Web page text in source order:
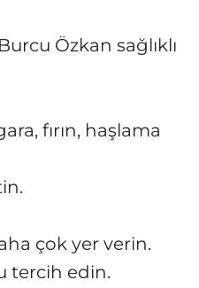
Özkan sağlıklı
fırın, haşlama
çok yer verin.
tercih edin.